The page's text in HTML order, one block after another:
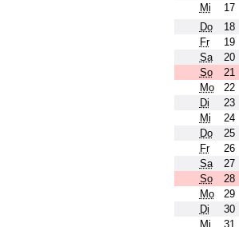
Mi
17
Do
18
Fr
19
Sa
20
So
21
Mo
22
Di
23
Mi
24
Do
25
Fr
26
Sa
27
So
28
Mo
29
Di
30
Mi
31